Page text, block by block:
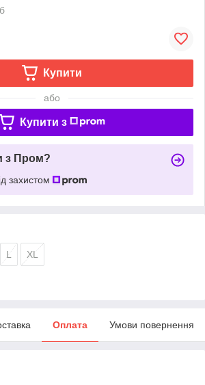
Купити
або
Купити з
з Пром?
захистом
L XL
Оплата Умови повернення